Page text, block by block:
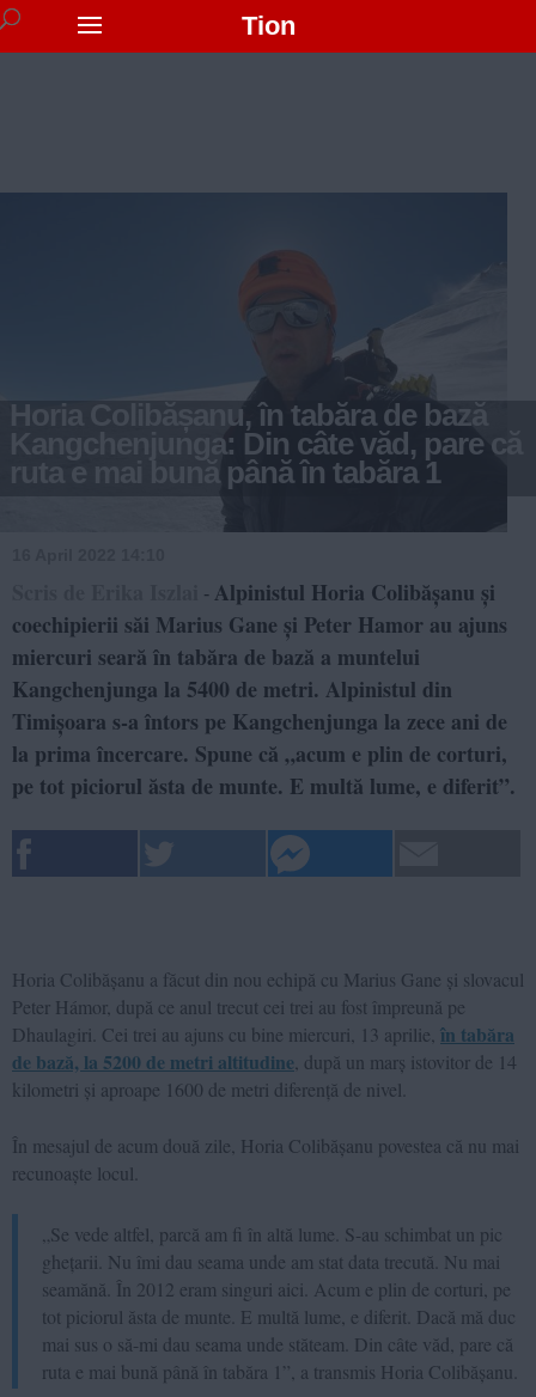
Tion
Horia Colibășanu, în tabăra de bază
Kangchenjunga: Din câte văd, pare că
ruta e mai bună până în tabăra 1
- Alpinistul Horia Colibășanu și
coechipierii săi Marius Gane și Peter Hamor au ajuns
miercuri seară în tabăra de bază a muntelui
Kangchenjunga la 5400 de metri. Alpinistul din
Timișoara s-a întors pe Kangchenjunga la zece ani de
la prima încercare. Spune că „acum e plin de corturi,
pe tot piciorul ăsta de munte. E multă lume, e diferit”.
Horia Colibășanu a făcut din nou echipă cu Marius Gane și slovacul
Peter Hámor, după ce anul trecut cei trei au fost împreună pe
Dhaulagiri. Cei trei au ajuns cu bine miercuri, 13 aprilie, în tabăra
de bază, la 5200 de metri altitudine , după un marș istovitor de 14
kilometri și aproape 1600 de metri diferență de nivel.
În mesajul de acum două zile, Horia Colibășanu povestea că nu mai
recunoaște locul.
„Se vede altfel, parcă am fi în altă lume. S-au schimbat un pic
ghețarii. Nu îmi dau seama unde am stat data trecută. Nu mai
seamănă. În 2012 eram singuri aici. Acum e plin de corturi, pe
tot piciorul ăsta de munte. E multă lume, e diferit. Dacă mă duc
mai sus o să-mi dau seama unde stăteam. Din câte văd, pare că
ruta e mai bună până în tabăra 1”, a transmis Horia Colibășanu.